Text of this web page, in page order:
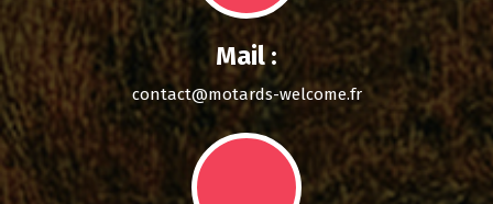
Mail :
contact@motards-welcome.fr